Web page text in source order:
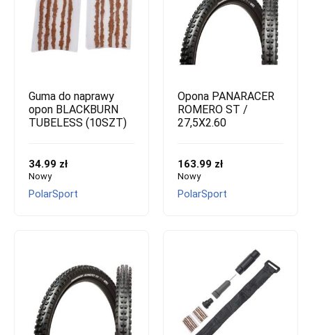
Guma do naprawy
opon BLACKBURN
TUBELESS (10SZT)
34.99 zł
Nowy
PolarSport
Opona PANARACER
ROMERO ST /
27,5X2.60
163.99 zł
Nowy
PolarSport